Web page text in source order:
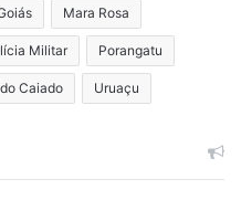
Mara Rosa
Militar Porangatu
Caiado Uruaçu